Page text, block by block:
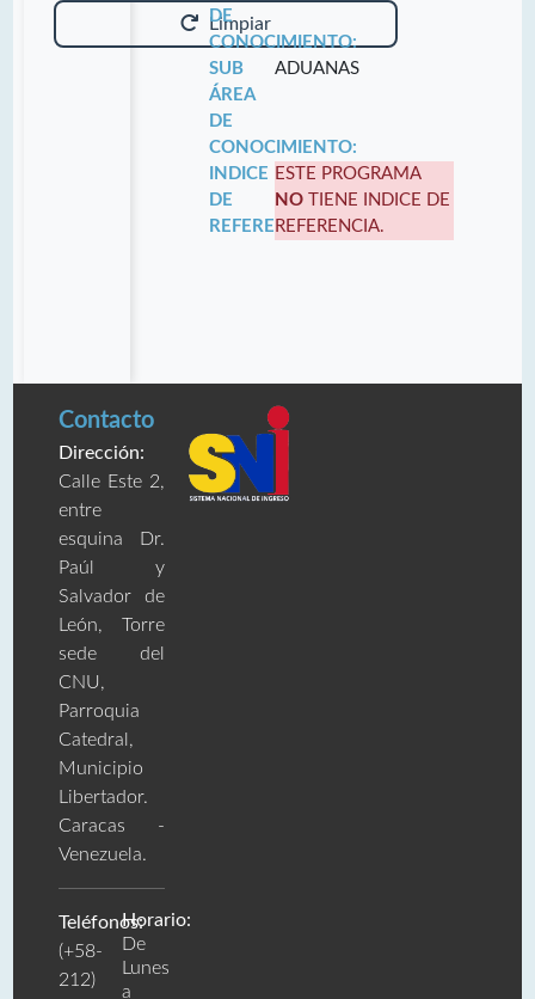
Limpiar
DE
CONOCIMIENTO:
SUB
ÁREA
DE
CONOCIMIENTO:
ADUANAS
INDICE
DE
REFERENCIA:
ESTE PROGRAMA
NO TIENE INDICE DE
REFERENCIA.
Contacto
Dirección:
Calle Este 2,
entre
esquina Dr.
Paúl y
Salvador de
León, Torre
sede del
CNU,
Parroquia
Catedral,
Municipio
Libertador.
Caracas -
Venezuela.
Teléfonos:
(+58-
212)
Horario:
De
Lunes
a